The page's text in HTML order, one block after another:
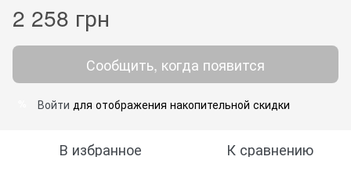
2 258 грн
Сообщить, когда появится
Войти для отображения накопительной скидки
В избранное К сравнению